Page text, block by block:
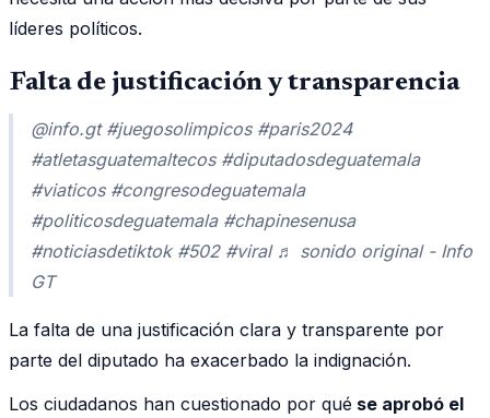
líderes políticos.
Falta de justificación y transparencia
@info.gt #juegosolimpicos #paris2024
#atletasguatemaltecos #diputadosdeguatemala
#viaticos #congresodeguatemala
#politicosdeguatemala #chapinesenusa
#noticiasdetiktok #502 #viral ♬ sonido original - Info
GT
La falta de una justificación clara y transparente por
parte del diputado ha exacerbado la indignación.
Los ciudadanos han cuestionado por qué se aprobó el